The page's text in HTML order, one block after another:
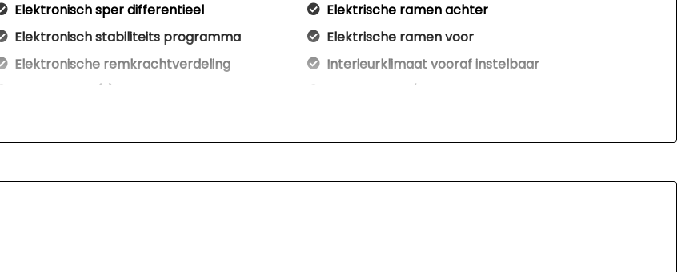
Elektronisch sper differentieel
Elektronisch stabiliteits programma
Elektronische remkrachtverdeling
Keyless start
Elektrische ramen achter
Elektrische ramen voor
Interieurklimaat vooraf instelbaar
Lederen versnellingspook